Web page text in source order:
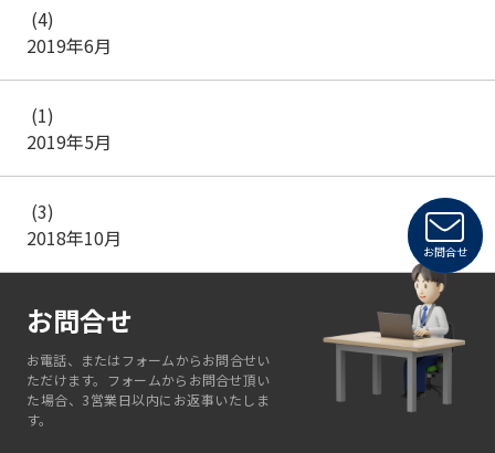
2019年6月
(4)
2019年5月
(1)
2018年10月
(3)
お問合せ
お問合せ
お電話、またはフォームからお問合せい
ただけます。フォームからお問合せ頂い
た場合、3営業日以内にお返事いたしま
す。